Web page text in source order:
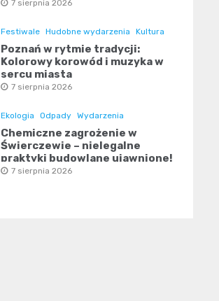
7 sierpnia 2026
Festiwale Hudobne wydarzenia Kultura
Poznań w rytmie tradycji:
Kolorowy korowód i muzyka w
sercu miasta
7 sierpnia 2026
Ekologia Odpady Wydarzenia
Chemiczne zagrożenie w
Świerczewie – nielegalne
praktyki budowlane ujawnione!
7 sierpnia 2026